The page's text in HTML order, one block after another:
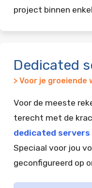
project binnen
Dedicated
> Voor je groeiende
Voor de meeste
terecht met de
dedicated servers
Speciaal voor jou
geconfigureerd op